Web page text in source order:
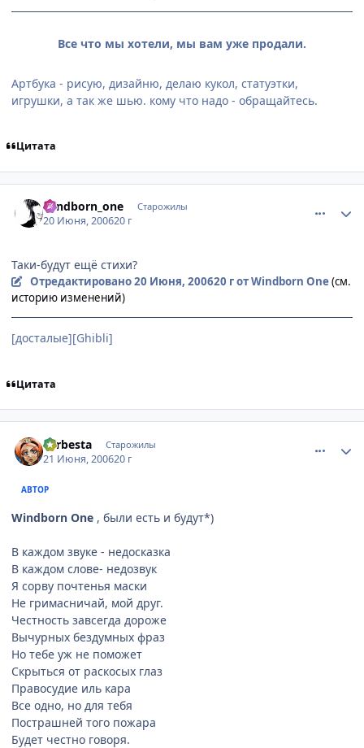
Все что мы хотели, мы вам уже продали.
Артбука - рисую, дизайню, делаю кукол, статуэтки,
игрушки, а так же шью. кому что надо - обращайтесь.
Цитата
windborn_one Старожилы
20 Июня, 200620 г
Таки-будут ещё стихи?
Отредактировано20 Июня, 200620 гот Windborn One(см.
историю изменений)
[досталые][Ghibli]
Цитата
Larbesta Старожилы
21 Июня, 200620 г
АВТОР
Windborn One , были есть и будут*)
В каждом звуке - недосказка
В каждом слове- недозвук
Я сорву почтенья маски
Не гримасничай, мой друг.
Честность завсегда дороже
Вычурных бездумных фраз
Но тебе уж не поможет
Скрыться от раскосых глаз
Правосудие иль кара
Все одно, но для тебя
Пострашней того пожара
Будет честно говоря.